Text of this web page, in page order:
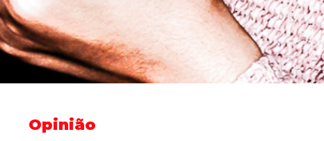
Opinião